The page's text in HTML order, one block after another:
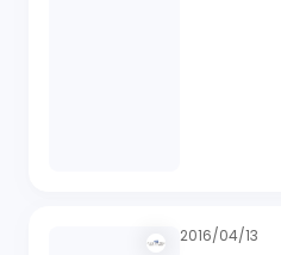
2016/04/13